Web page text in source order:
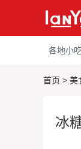
各地小
首页 > 美
冰